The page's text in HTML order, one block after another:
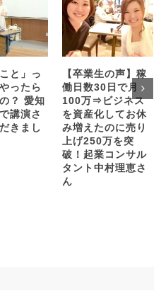
と」っ
ったら
？ 愛知
講演さ
きまし
【卒業生の声】稼
働日数30日で月
100万⇒ビジネス
を資産化してお休
み増えたのに売り
上げ250万を突
破！起業コンサル
タント中村理恵さ
ん